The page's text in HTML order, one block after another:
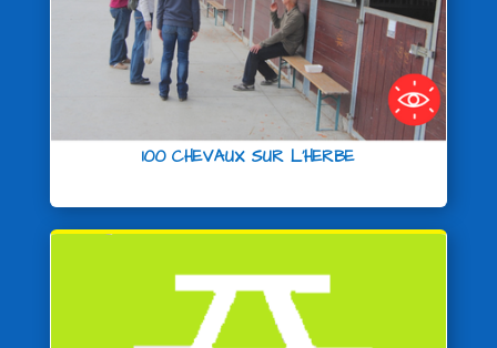
100 CHEVAUX SUR L’HERBE